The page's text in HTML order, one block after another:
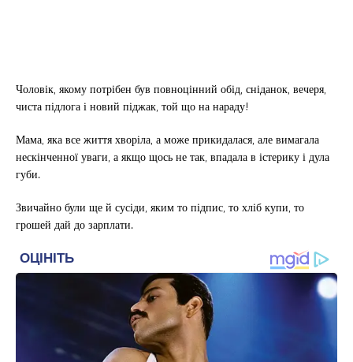
Чоловік, якому потрібен був повноцінний обід, сніданок, вечеря,
чиста підлога і новий піджак, той що на нараду!
Мама, яка все життя хворіла, а може прикидалася, але вимагала
нескінченної уваги, а якщо щось не так, впадала в істерику і дула
губи.
Звичайно були ще й сусіди, яким то підпис, то хліб купи, то
грошей дай до зарплати.